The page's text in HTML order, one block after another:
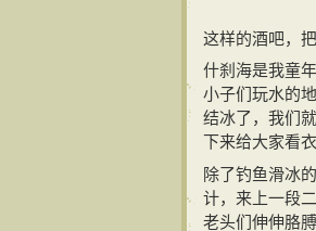
这样的酒吧，
什刹海是我童
小子们玩水的
结冰了，我们
下来给大家看
除了钓鱼滑冰
计，来上一段
老头们伸伸胳